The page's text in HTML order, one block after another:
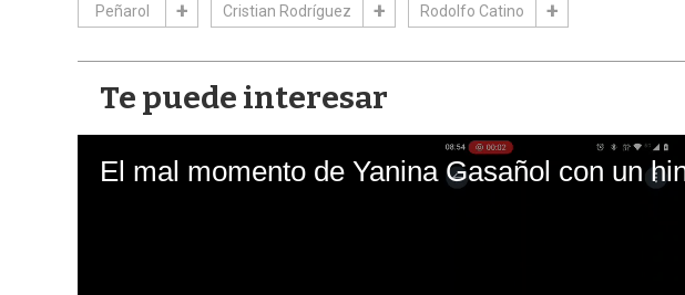
Peñarol Cristian Rodríguez Rodolfo Catino
Te puede interesar